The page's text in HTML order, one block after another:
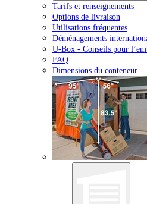
Tarifs et renseignements
Options de livraison
Utilisations fréquentes
Déménagements
U-Box - Conseils pour
FAQ
Dimensions du conteneur